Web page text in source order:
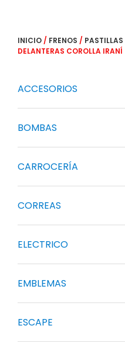
INICIO / FRENOS / PASTILLAS
DELANTERAS COROLLA IRANÍ
ACCESORIOS
BOMBAS
CARROCERÍA
CORREAS
ELECTRICO
EMBLEMAS
ESCAPE